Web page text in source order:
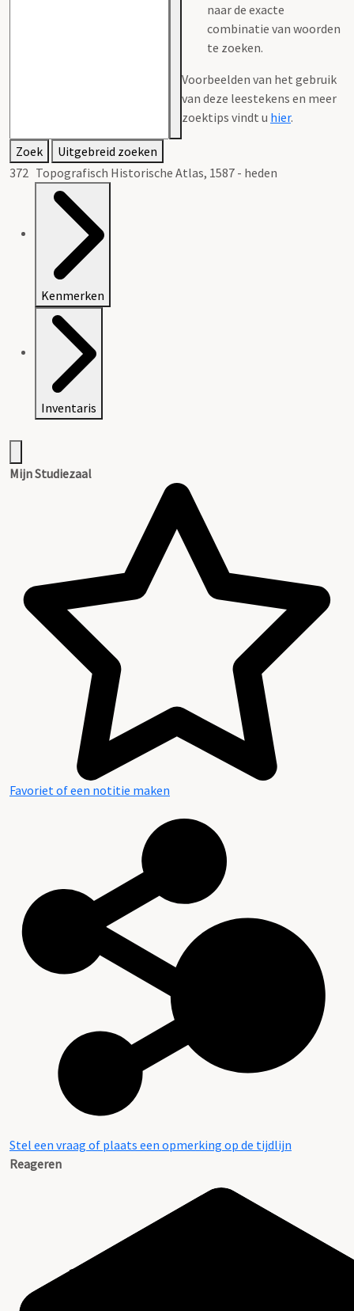
naar de exacte
combinatie van woorden
te zoeken.
Voorbeelden van het gebruik
van deze leestekens en meer
zoektips vindt u hier.
Zoek
Uitgebreid zoeken
372 Topografisch Historische Atlas, 1587 - heden
Kenmerken
Inventaris
Mijn Studiezaal
Favoriet of een notitie maken
Stel een vraag of plaats een opmerking op de tijdlijn
Reageren